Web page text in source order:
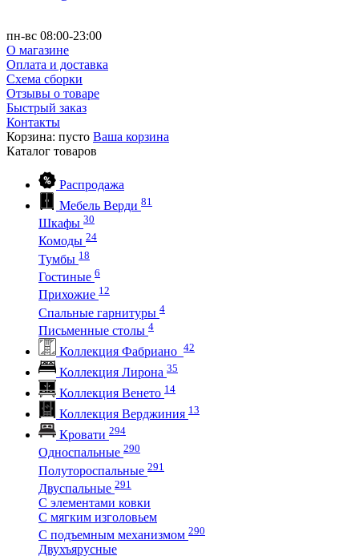
пн-вс 08:00-23:00
О магазине
Оплата и доставка
Схема сборки
Отзывы о товаре
Быстрый заказ
Контакты
Корзина: пусто Ваша корзина
Каталог товаров
Распродажа
Мебель Верди 81
Шкафы 30
Комоды 24
Тумбы 18
Гостиные 6
Прихожие 12
Спальные гарнитуры 4
Письменные столы 4
Коллекция Фабриано 42
Коллекция Лирона 35
Коллекция Венето 14
Коллекция Верджиния 13
Кровати 294
Односпальные 290
Полутороспальные 291
Двуспальные 291
С элементами ковки
С мягким изголовьем
С подъемным механизмом 290
Двухъярусные